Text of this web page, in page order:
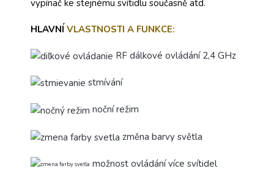
vypínač ke stejnému svítidlu současně atd.
HLAVNÍ VLASTNOSTI A FUNKCE:
RF dálkové ovládání 2,4 GHz
stmívání
noční režim
změna barvy světla
možnost ovládání více svítidel